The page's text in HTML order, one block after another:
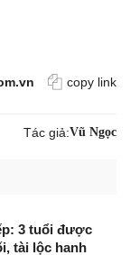
copy link
Tác giả:Vũ Ngọc
3 tuổi được
tài lộc hanh